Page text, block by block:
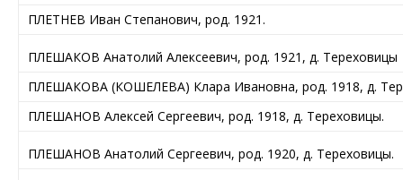
ПЛЕТНЕВ Иван Степанович, род. 1921.
ПЛЕШАКОВ Анатолий Алексеевич, род. 1921, д. Тереховицы
ПЛЕШАКОВА (КОШЕЛЕВА) Клара Ивановна, род. 1918, д.
ПЛЕШАНОВ Алексей Сергеевич, род. 1918, д. Тереховицы.
ПЛЕШАНОВ Анатолий Сергеевич, род. 1920, д. Тереховицы.